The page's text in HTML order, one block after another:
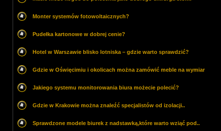
Monter systemów fotowoltaicznych?
Pudełka kartonowe w dobrej cenie?
Hotel w Warszawie blisko lotniska – gdzie warto sprawdzić?
Gdzie w Oświęcimiu i okolicach można zamówić meble na wymiar
Jakiego systemu monitorowania biura możecie polecić?
Gdzie w Krakowie można znaleźć specjalistów od izolacji..
Sprawdzone modele biurek z nadstawką,które warto wziąć pod..